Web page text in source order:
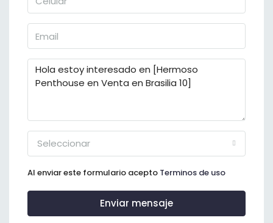
Seleccionar
Al enviar este formulario acepto Terminos de uso
Enviar mensaje